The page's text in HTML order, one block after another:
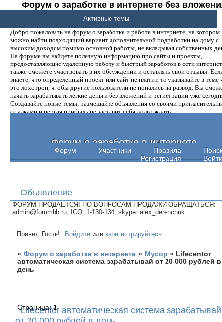
Форум о заработке в интернете без
денег.
Добро пожаловать на форум о заработке и работе в интернете, на котором
можно найти подходящий вариант дополнительной подработки на дому с
высоким доходом помимо основной работы, не вкладывая собственных
На форуме вы найдете полезную информацию про сайты и проекты,
предоставляющие удаленную работу и быстрый заработок в сети
также сможете участвовать в их обсуждении и оставлять свои отзывы.
знаете, что определенный проект или сайт не платит, то указывайте в теме
это лохотрон, чтобы другие пользователи не попались на развод. Вы
начать зарабатывать легкие деньги без вложений и регистрации уже
Создавайте новые темы, размещайте объявления со своими
ссылками и первая прибыль не заставит себя долго ждать.
Форум о заработке в интернете
Форум Участники Правила
Поиск
Регистрация
Войти
Активные темы
Объявление
ФОРУМ ПРОДАЕТСЯ! ПО ВОПРОСАМ ПРОДАЖИ ОБРАЩАТЬСЯ:
admin@forumbb.ru, ICQ: 1-130-134, skype: alex_derenchuk.
Привет, Гость! Войдите илизарегистрируйтесь
» Форум о заработке в интернете » Мусор » Lifecentor
автоматическая система зарабатывай от 20 000 рублей в
день
Lifecentor автоматическая система зарабатывай
Страница:1